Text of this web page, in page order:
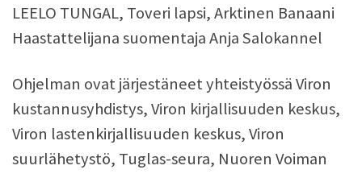
LEELO TUNGAL, Toveri lapsi, Arktinen Banaani
Haastattelijana suomentaja Anja Salokannel
Ohjelman ovat järjestäneet yhteistyössä Viron
kustannusyhdistys, Viron kirjallisuuden keskus,
Viron lastenkirjallisuuden keskus, Viron
suurlähetystö, Tuglas-seura, Nuoren Voiman